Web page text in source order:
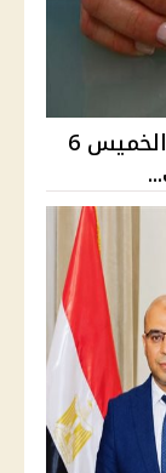
سعر الدولار مقابل الجنيه المصري الخميس 6